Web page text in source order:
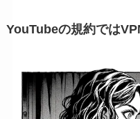
YouTubeの規約では